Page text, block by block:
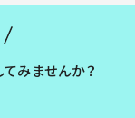
みませんか？